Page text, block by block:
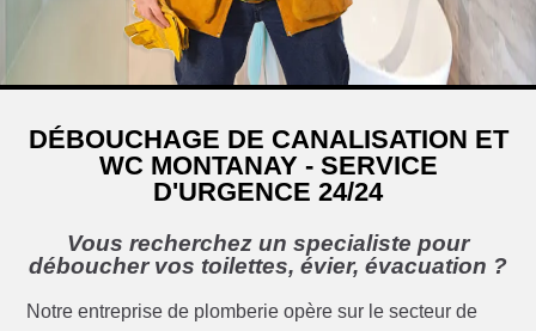
DÉBOUCHAGE DE CANALISATION ET
WC MONTANAY - SERVICE
D'URGENCE 24/24
Vous recherchez un specialiste pour
déboucher vos toilettes, évier, évacuation ?
Notre entreprise de plomberie opère sur le secteur de